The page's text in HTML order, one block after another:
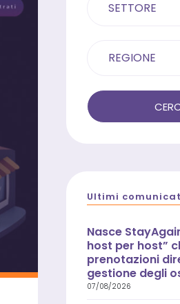
SETTORE
REGIONE
Ultimi
Nasce
host per host”
prenotazioni
gestione degli
07/08/2026